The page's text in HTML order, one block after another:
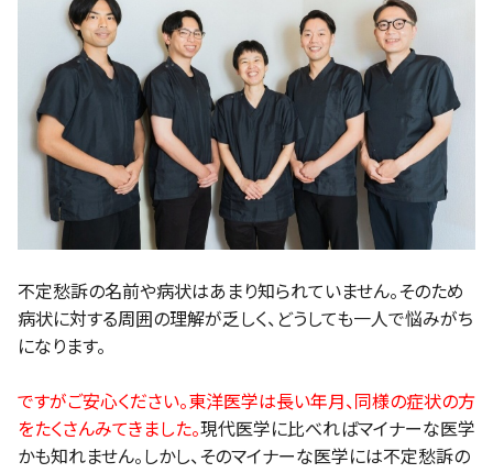
不定愁訴の名前や病状はあまり知られていません。そのため
病状に対する周囲の理解が乏しく、どうしても一人で悩みがち
になります。
ですがご安心ください。東洋医学は長い年月、同様の症状の方
をたくさんみてきました。現代医学に比べればマイナーな医学
かも知れません。しかし、そのマイナーな医学には不定愁訴の